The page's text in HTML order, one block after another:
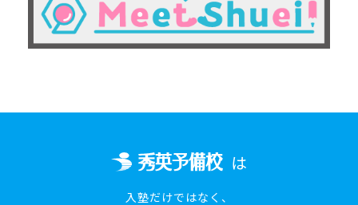
は
入塾だけではなく、